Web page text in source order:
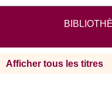
Afficher tous les titres